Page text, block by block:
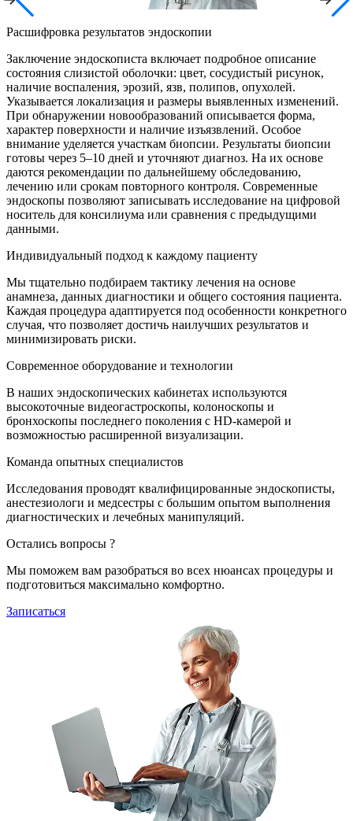
Расшифровка результатов эндоскопии
Заключение эндоскописта включает подробное описание
состояния слизистой оболочки: цвет, сосудистый рисунок,
наличие воспаления, эрозий, язв, полипов, опухолей.
Указывается локализация и размеры выявленных изменений.
При обнаружении новообразований описывается форма,
характер поверхности и наличие изъязвлений. Особое
внимание уделяется участкам биопсии. Результаты биопсии
готовы через 5–10 дней и уточняют диагноз. На их основе
даются рекомендации по дальнейшему обследованию,
лечению или срокам повторного контроля. Современные
эндоскопы позволяют записывать исследование на цифровой
носитель для консилиума или сравнения с предыдущими
данными.
Индивидуальный подход к каждому пациенту
Мы тщательно подбираем тактику лечения на основе
анамнеза, данных диагностики и общего состояния пациента.
Каждая процедура адаптируется под особенности конкретного
случая, что позволяет достичь наилучших результатов и
минимизировать риски.
Современное оборудование и технологии
В наших эндоскопических кабинетах используются
высокоточные видеогастроскопы, колоноскопы и
бронхоскопы последнего поколения с HD-камерой и
возможностью расширенной визуализации.
Команда опытных специалистов
Исследования проводят квалифицированные эндоскописты,
анестезиологи и медсестры с большим опытом выполнения
диагностических и лечебных манипуляций.
Остались вопросы ?
Мы поможем вам разобраться во всех нюансах процедуры и
подготовиться максимально комфортно.
Записаться